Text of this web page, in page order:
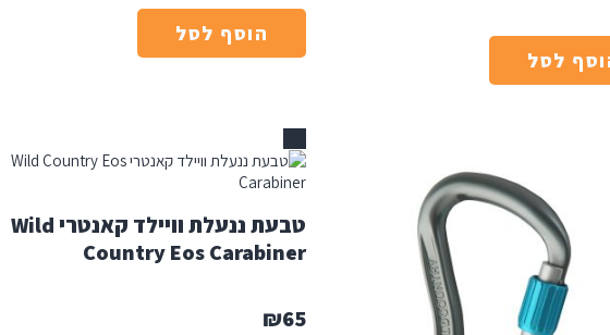
לסל
הוסף לסל
₪65
טבעת ננעלת וויילד קאנטרי Wild
Country Eos Carabiner